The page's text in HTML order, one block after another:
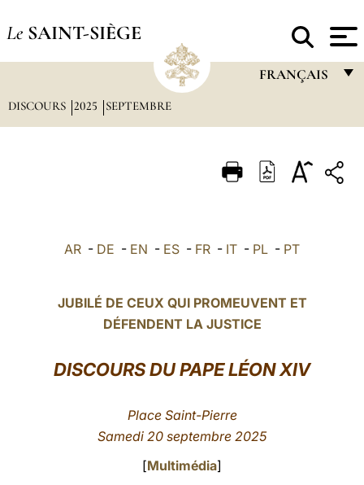
Le SAINT-SIÈGE
FRANÇAIS
ITALIANO
POLSKI
العربيّة
中文
DISCOURS 2025 SEPTEMBRE
AR - DE - EN - ES - FR - IT - PL - PT
JUBILÉ DE CEUX QUI PROMEUVENT ET
DÉFENDENT LA JUSTICE
DISCOURS DU PAPE LÉON XIV
Place Saint-Pierre
Samedi 20 septembre 2025
[Multimédia]